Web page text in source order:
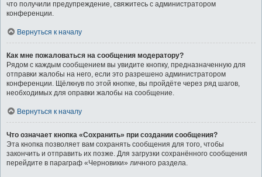
что получили предупреждение, свяжитесь с администратором
конференции.
Вернуться к началу
Как мне пожаловаться на сообщения модератору?
Рядом с каждым сообщением вы увидите кнопку, предназначенную для
отправки жалобы на него, если это разрешено администратором
конференции. Щёлкнув по этой кнопке, вы пройдёте через ряд шагов,
необходимых для оправки жалобы на сообщение.
Вернуться к началу
Что означает кнопка «Сохранить» при создании сообщения?
Эта кнопка позволяет вам сохранять сообщения для того, чтобы
закончить и отправить их позже. Для загрузки сохранённого сообщения
перейдите в параграф «Черновики» личного раздела.